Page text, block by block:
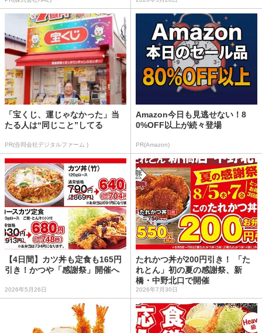
「宝くじ、運じゃなかった」当
たる人は“同じこと”してる
PR(合同会社デジタルファーム )
Amazon今日も見逃せない！8
0%OFF以上が続々登場
PR(Amazon)
【4日間】カツ丼も定食も165円
引き！かつや「感謝祭」開催へ
2026年5月26日
たれかつ丼が200円引き！ 「た
れとん」初の夏の感謝祭、新
橋・中野北口で開催
2026年7月30日